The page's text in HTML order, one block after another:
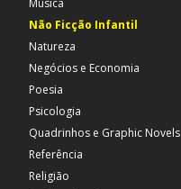
Música
Não Ficção Infantil
Natureza
Negócios e Economia
Poesia
Psicologia
Quadrinhos e Graphic Novels
Referência
Religião